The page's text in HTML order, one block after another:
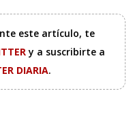
este artículo, te
y a suscribirte a
DIARIA.